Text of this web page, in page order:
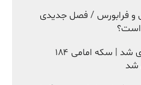
فرابورس / فصل جدیدی
است؟
بازار طلا دوباره صعودی شد | سکه امامی ۱۸۴